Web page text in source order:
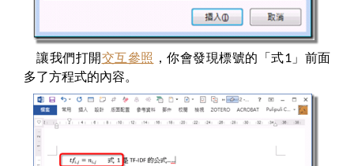
讓我們打開交互參照 ，你會發現標號的「式1」前面
多了方程式的內容。